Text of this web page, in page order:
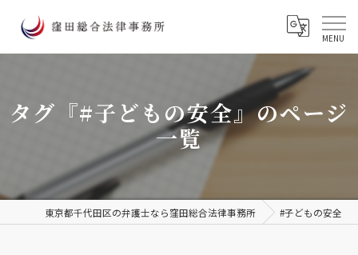
タグ『#子どもの安全』のページ
一覧
東京都千代田区の弁護士なら窪田総合法律事務所 #子どもの安全